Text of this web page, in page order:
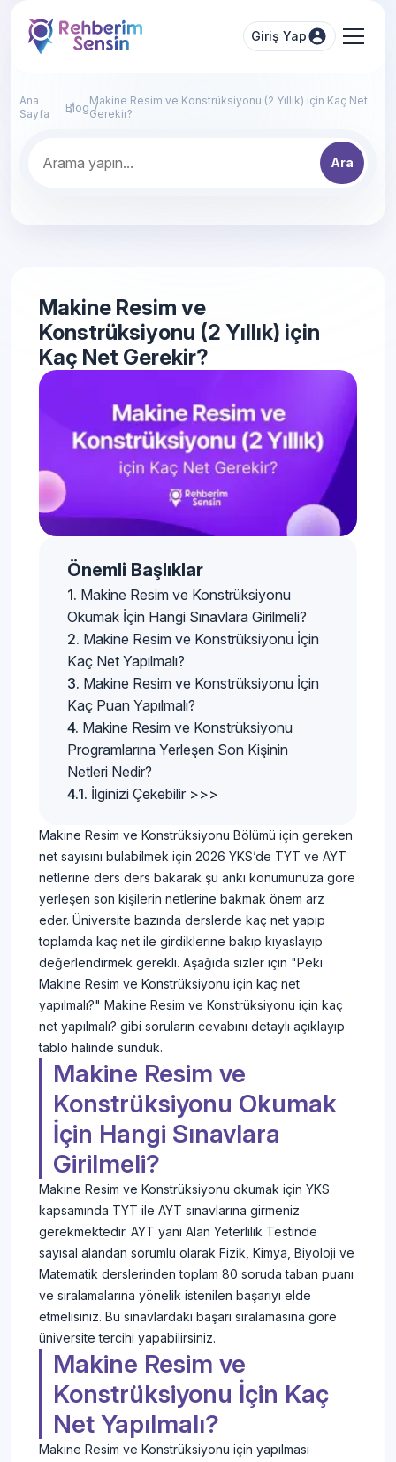
Giriş Yap
Ana
Sayfa
BlogMakine Resim ve Konstrüksiyonu (2 Yıllık) için Kaç Net
Gerekir?
Ara
Makine Resim ve
Konstrüksiyonu (2 Yıllık) için
Kaç Net Gerekir?
Önemli Başlıklar
Makine Resim ve Konstrüksiyonu
Okumak İçin Hangi Sınavlara Girilmeli?
Makine Resim ve Konstrüksiyonu İçin
Kaç Net Yapılmalı?
Makine Resim ve Konstrüksiyonu İçin
Kaç Puan Yapılmalı?
Makine Resim ve Konstrüksiyonu
Programlarına Yerleşen Son Kişinin
Netleri Nedir?
İlginizi Çekebilir >>>
Makine Resim ve Konstrüksiyonu Bölümü için gereken
net sayısını bulabilmek için 2026 YKS’de TYT ve AYT
netlerine ders ders bakarak şu anki konumunuza göre
yerleşen son kişilerin netlerine bakmak önem arz
eder. Üniversite bazında derslerde kaç net yapıp
toplamda kaç net ile girdiklerine bakıp kıyaslayıp
değerlendirmek gerekli. Aşağıda sizler için "Peki
Makine Resim ve Konstrüksiyonu için kaç net
yapılmalı?" Makine Resim ve Konstrüksiyonu için kaç
net yapılmalı? gibi soruların cevabını detaylı açıklayıp
tablo halinde sunduk.
Makine Resim ve
Konstrüksiyonu Okumak
İçin Hangi Sınavlara
Girilmeli?
Makine Resim ve Konstrüksiyonu okumak için YKS
kapsamında TYT ile AYT sınavlarına girmeniz
gerekmektedir. AYT yani Alan Yeterlilik Testinde
sayısal alandan sorumlu olarak Fizik, Kimya, Biyoloji ve
Matematik derslerinden toplam 80 soruda taban puanı
ve sıralamalarına yönelik istenilen başarıyı elde
etmelisiniz. Bu sınavlardaki başarı sıralamasına göre
üniversite tercihi yapabilirsiniz.
Makine Resim ve
Konstrüksiyonu İçin Kaç
Net Yapılmalı?
Makine Resim ve Konstrüksiyonu için yapılması